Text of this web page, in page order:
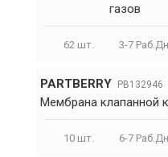
газов
62 шт. 3-7
PARTBERRY PB132946
Мембрана клапанной
10 шт. 6-7